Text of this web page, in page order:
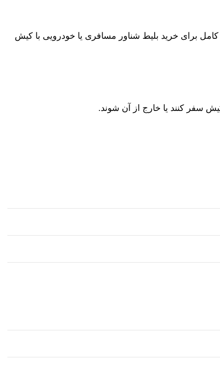
برای خرید بلیط شناور مسافری یا خودرویی با کیش
سفر کنند یا خارج از آن شوند.